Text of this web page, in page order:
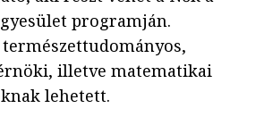
programján.
illetve matematikai
lehetett.